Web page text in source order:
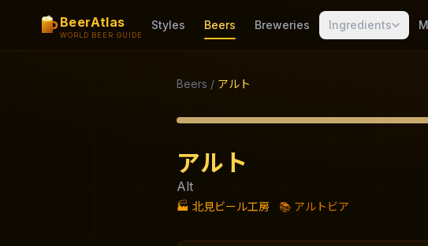
BeerAtlas
WORLD BEER GUIDE
Styles Beers Breweries Ingredients
Beers / アルト
アルト
Alt
🏭 北見ビール工房 📚 アルトビア